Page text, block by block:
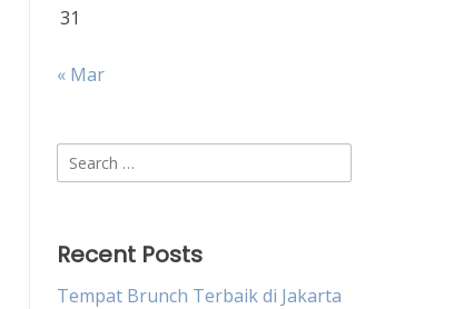
31
« Mar
Search
for:
Recent Posts
Tempat Brunch Terbaik di Jakarta